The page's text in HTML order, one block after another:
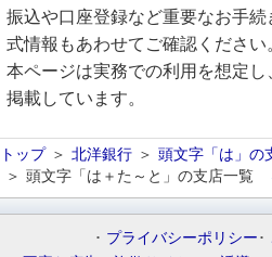
振込や口座登録など重要なお手
式情報もあわせてご確認ください
本ページは実務での利用を想定
掲載しています。
トップ 北洋銀行
頭文字「は」の
頭文字「は＋た～と」の支店一覧
プライバシーポリシー